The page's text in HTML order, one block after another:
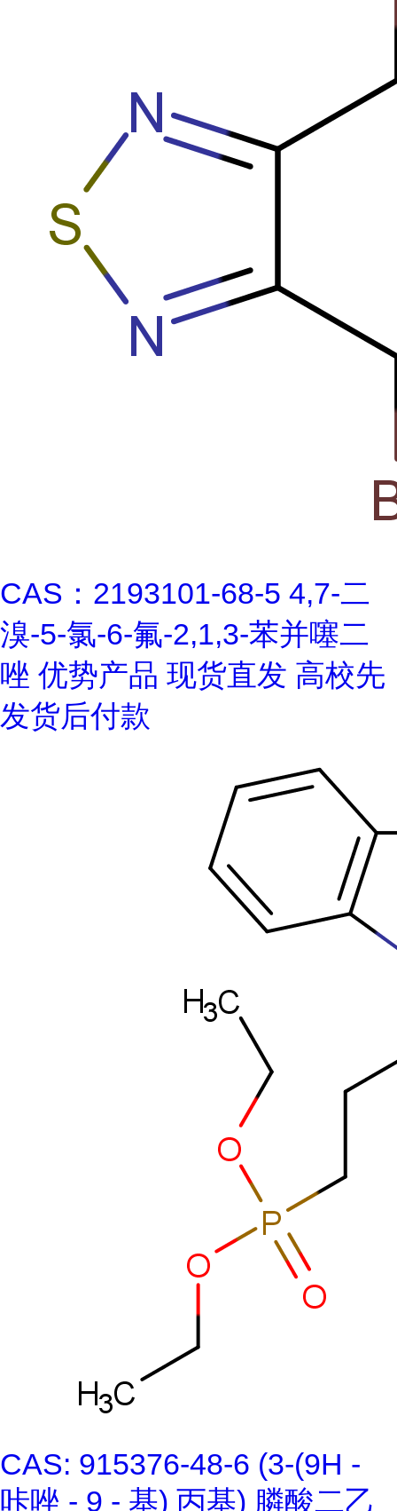
CAS：2193101-68-5 4,7-二
溴-5-氯-6-氟-2,1,3-苯并噻二
唑 优势产品 现货直发 高校先
发货后付款
CAS: 915376-48-6 (3-(9H -
咔唑 - 9 - 基) 丙基) 膦酸二乙